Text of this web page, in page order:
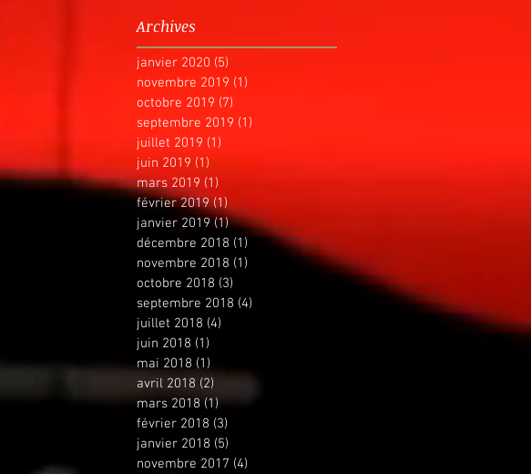
Archives
janvier 2020 (5)
novembre 2019 (1)
octobre 2019 (7)
septembre 2019 (1)
juillet 2019 (1)
juin 2019 (1)
mars 2019 (1)
février 2019 (1)1 post
janvier 2019 (1)1 post
décembre 2018 (1) 1 post
novembre 2018 (1)
octobre 2018 (3)
septembre 2018 (4)
juillet 2018 (4)
juin 2018 (1)
mai 2018 (1)
avril 2018 (2)
mars 2018 (1)1 post
février 2018 (3)
janvier 2018 (5)
novembre 2017 (4)